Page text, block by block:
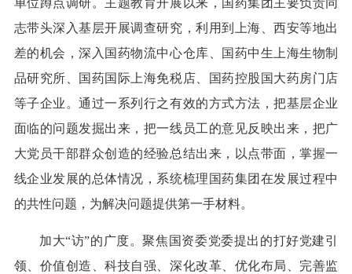
单位蹲点调研。主题教育开展以来，国药集团主要负责同
志带头深入基层开展调查研究，利用到上海、西安等地出
差的机会，深入国药物流中心仓库、国药中生上海生物制
品研究所、国药国际上海免税店、国药控股国大药房门店
等子企业。通过一系列行之有效的方式方法，把基层企业
面临的问题发掘出来，把一线员工的意见反映出来，把广
大党员干部群众创造的经验总结出来，以点带面，掌握一
线企业发展的总体情况，系统梳理国药集团在发展过程中
的共性问题，为解决问题提供第一手材料。
加大“访”的广度。聚焦国资委党委提出的打好党建引
领、价值创造、科技自强、深化改革、优化布局、完善监